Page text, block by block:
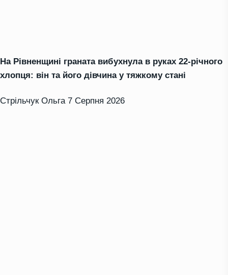
На Рівненщині граната вибухнула в руках 22-річного
хлопця: він та його дівчина у тяжкому стані
Стрільчук Ольга 7 Серпня 2026